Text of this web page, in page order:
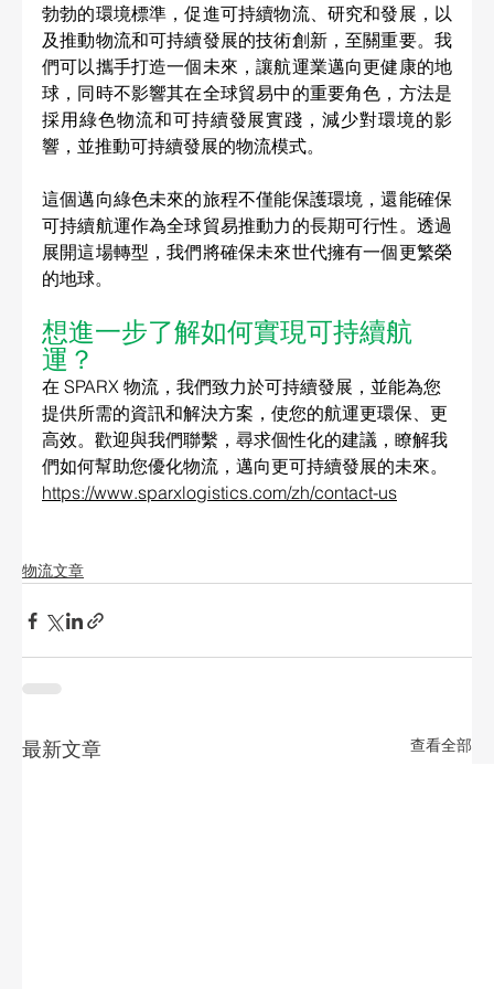
勃勃的環境標準，促進可持續物流、研究和發展，以
及推動物流和可持續發展的技術創新，至關重要。我
們可以攜手打造一個未來，讓航運業邁向更健康的地
球，同時不影響其在全球貿易中的重要角色，方法是
採用綠色物流和可持續發展實踐，減少對環境的影
響，並推動可持續發展的物流模式。
這個邁向綠色未來的旅程不僅能保護環境，還能確保
可持續航運作為全球貿易推動力的長期可行性。透過
展開這場轉型，我們將確保未來世代擁有一個更繁榮
的地球。
想進一步了解如何實現可持續航
運？
在 SPARX 物流，我們致力於可持續發展，並能為您
提供所需的資訊和解決方案，使您的航運更環保、更
高效。歡迎與我們聯繫，尋求個性化的建議，瞭解我
們如何幫助您優化物流，邁向更可持續發展的未來。
https://www.sparxlogistics.com/zh/contact-us
物流文章
最新文章 查看全部